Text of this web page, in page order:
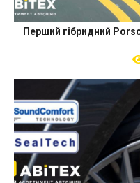
Перший гібридний